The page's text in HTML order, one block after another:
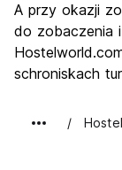
A przy okazji
do zobaczenia
schroniskach